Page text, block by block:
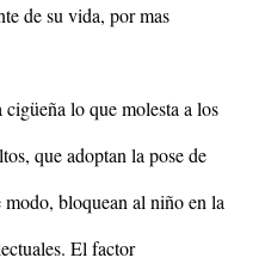
de su vida, por mas
lo que molesta a los
que adoptan la pose de
bloquean al niño en la
El factor